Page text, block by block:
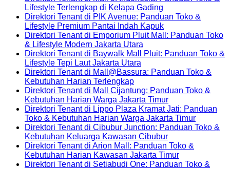
FavoritNongkrong
&
Mobilitas
Tinggi
untuk
Nongkrong
&
Gaya
Hidup
Urban
Panduan
Toko
&
Lifestyle
Praktis
untuk
Aktivitas
Harian
Lotte
Mall
Fatmawati:
Panduan
&
Modern
Jakarta
Selatan
di
Cilandak:
Toko
Kawasan
Selatan
Direktori
di
Cempaka
Panduan
&
Harian
Jakarta
Pusat
Lifestyle Terlengkap di Kelapa Gading
Comments
on
Direktori
di
of
Panduan
Toko
&
Lifestyle
Terlengkap
di
Kelapa
Gading
Direktori Tenant di PIK Avenue: Panduan Toko &
Lifestyle Premium Pantai Indah KapukNo
Comments
Direktori
di
Avenue:
Panduan
Toko
&
Lifestyle
Premium
Pantai
Indah
Kapuk
Direktori Tenant di Emporium Pluit Mall: Panduan Toko
& Lifestyle Modern Jakarta Utara
Comments
Direktori
di
Emporium
Pluit
Mall:
Panduan
Toko
&
Lifestyle
Modern
Direktori Tenant di Baywalk Mall Pluit: Panduan Toko &
Lifestyle Tepi Laut Jakarta Utara
Comments
Direktori
Tenant
di
Baywalk
Mall
Pluit:
Panduan
Toko
&
Direktori Tenant di Mall@Bassura: Panduan Toko &
Kebutuhan Harian TerlengkapNo
Comments
on
Direktori
Tenant
di
Mall@Bassura:
Panduan
Toko
&
Direktori Tenant di Mall Cijantung: Panduan Toko &
Kebutuhan Harian Warga Jakarta TimurNo
Comments
on
Direktori
Tenant
di
Mall
Cijantung:
Direktori Tenant di Lippo Plaza Kramat Jati: Panduan
Toko & Kebutuhan Harian Warga Jakarta TimurNo
di
Direktori Tenant di Cibubur Junction: Panduan Toko &
Kebutuhan Keluarga Kawasan CibuburNo
Comments
on
Direktori
Direktori Tenant di Arion Mall: Panduan Toko &
Kebutuhan Harian Kawasan Jakarta TimurNo
Comments
Direktori Tenant di Setiabudi One: Panduan Toko &